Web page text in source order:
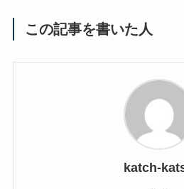
この記事を書いた人
katch-